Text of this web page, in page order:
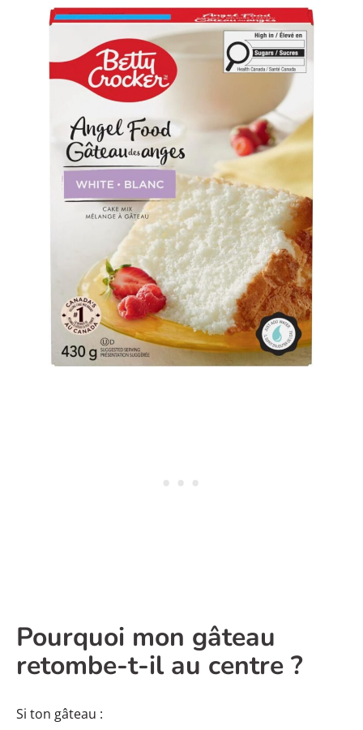
Pourquoi mon gâteau
retombe-t-il au centre ?
Si ton gâteau :